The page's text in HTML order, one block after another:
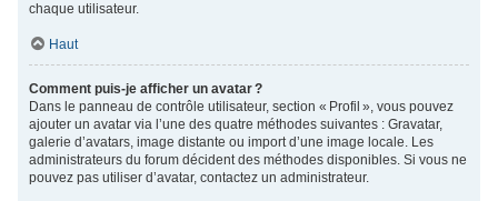
chaque utilisateur.
Haut
Comment puis-je afficher un avatar ?
Dans le panneau de contrôle utilisateur, section « Profil », vous pouvez
ajouter un avatar via l’une des quatre méthodes suivantes : Gravatar,
galerie d’avatars, image distante ou import d’une image locale. Les
administrateurs du forum décident des méthodes disponibles. Si vous ne
pouvez pas utiliser d’avatar, contactez un administrateur.